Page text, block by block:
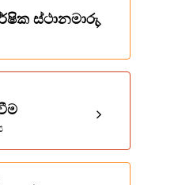
ස්ථානමාරු